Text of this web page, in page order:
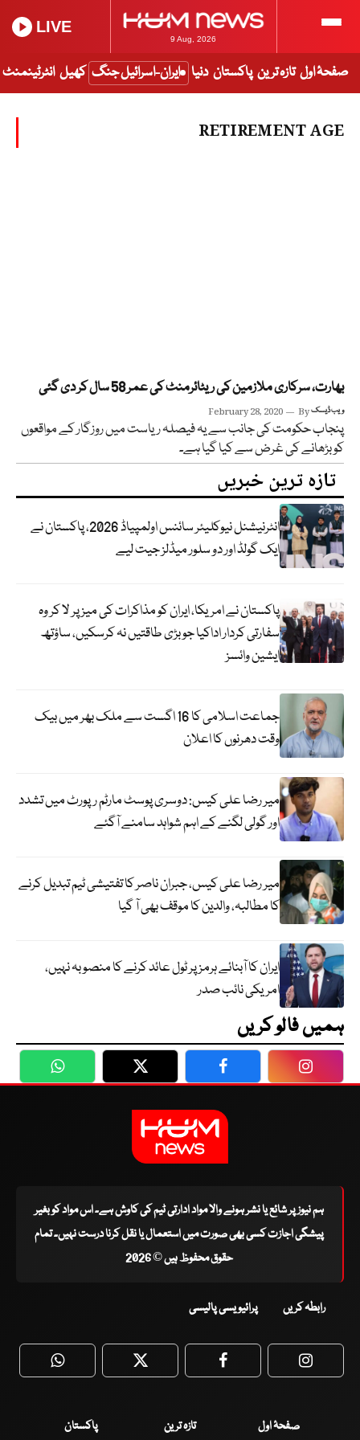
9 Aug, 2026
LIVE
صفحۂ اول تازہ ترین پاکستان دنیا ایران-اسرائیل جنگ کھیل انٹرٹینمنٹ
RETIREMENT AGE
بھارت، سرکاری ملازمین کی ریٹائرمنٹ کی عمر 58 سال کر دی گئی
February 28, 2020 Byویب ڈیسک
پنجاب حکومت کی جانب سے یہ فیصلہ ریاست میں روزگار کے مواقعوں
کو بڑھانے کی غرض سے کیا گیا ہے۔
تازہ ترین خبریں
انٹرنیشنل نیوکلیئر سائنس اولمپیاڈ 2026، پاکستان نے
ایک گولڈ اور دو سلور میڈلز جیت لیے
پاکستان نے امریکا، ایران کو مذاکرات کی میز پر لا کر وہ
سفارتی کردار اداکیا جو بڑی طاقتیں نہ کرسکیں، ساؤتھ
ایشین وائسز
جماعت اسلامی کا 16 اگست سے ملک بھر میں بیک
وقت دھرنوں کا اعلان
میر رضا علی کیس: دوسری پوسٹ مارٹم رپورٹ میں تشدد
اور گولی لگنے کے اہم شواہد سامنے آگئے
میر رضا علی کیس، جبران ناصر کا تفتیشی ٹیم تبدیل کرنے
کا مطالبہ، والدین کا موقف بھی آ گیا
ایران کا آبنائے ہرمز پر ٹول عائد کرنے کا منصوبہ نہیں،
امریکی نائب صدر
ہمیں فالو کریں
WhatsApp Twitter Facebook
ہم نیوز پر شائع یا نشر ہونے والا مواد ادارتی ٹیم کی کاوش ہے۔ اس مواد کو بغیر
پیشگی اجازت کسی بھی صورت میں استعمال یا نقل کرنا درست نہیں۔ تمام
حقوق محفوظ ہیں © 2026
رابطہ کریں پرائیویسی پالیسی
WhatsApp Twitter Facebook
صفحۂ اول تازہ ترین پاکستان